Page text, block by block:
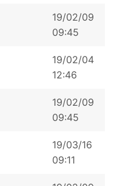
19/02/09
09:45
19/02/04
12:46
19/02/09
09:45
19/03/16
09:11